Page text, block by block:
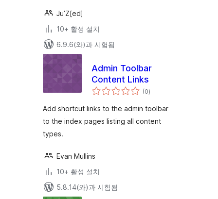
Ju’Z[ed]
10+ 활성 설치
6.9.6(와)과 시험됨
Admin Toolbar
Content Links
(0전
체
점
)
Add shortcut links to the admin toolbar
to the index pages listing all content
types.
Evan Mullins
10+ 활성 설치
5.8.14(와)과 시험됨